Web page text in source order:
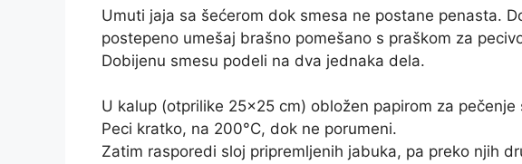
Umuti jaja sa šećerom dok smesa ne postane penasta.
postepeno umešaj brašno pomešano s praškom za
Dobijenu smesu podeli na dva jednaka dela.
U kalup (otprilike 25×25 cm) obložen papirom za
Peci kratko, na 200°C, dok ne porumeni.
Zatim rasporedi sloj pripremljenih jabuka, pa preko njih